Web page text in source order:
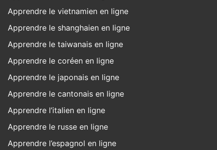
Apprendre le vietnamien en ligne
Apprendre le shanghaien en ligne
Apprendre le taiwanais en ligne
Apprendre le coréen en ligne
Apprendre le japonais en ligne
Apprendre le cantonais en ligne
Apprendre l’italien en ligne
Apprendre le russe en ligne
Apprendre l’espagnol en ligne